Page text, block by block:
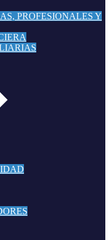
PROFESIONALES Y